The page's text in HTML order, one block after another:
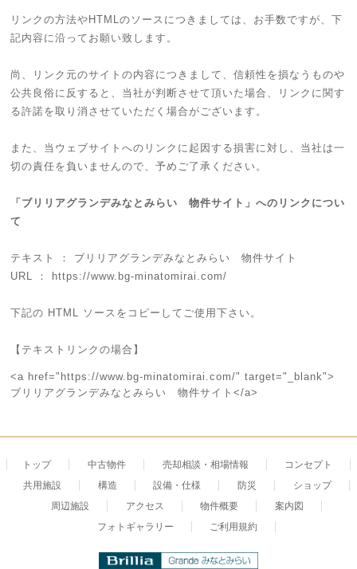
リンクの方法やHTMLのソースにつきましては、お手数ですが、下
記内容に沿ってお願い致します。
尚、リンク元のサイトの内容につきまして、信頼性を損なうものや
公共良俗に反すると、当社が判断させて頂いた場合、リンクに関す
る許諾を取り消させていただく場合がございます。
また、当ウェブサイトへのリンクに起因する損害に対し、当社は一
切の責任を負いませんので、予めご了承ください。
「ブリリアグランデみなとみらい 物件サイト」へのリンクについ
て
テキスト ： ブリリアグランデみなとみらい 物件サイト
URL ： https://www.bg-minatomirai.com/
下記の HTML ソースをコピーしてご使用下さい。
【テキストリンクの場合】
<a href="https://www.bg-minatomirai.com/" target="_blank">
ブリリアグランデみなとみらい 物件サイト</a>
トップ 中古物件 売却相談・相場情報
コンセプト
共用施設
構造 設備・仕様 防災
ショップ
周辺施設
アクセス 物件概要
案内図
フォトギャラリー
ご利用規約